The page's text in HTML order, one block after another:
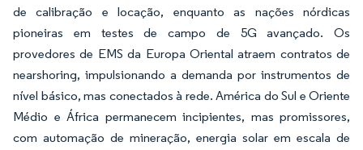
de calibração e locação, enquanto as nações nórdicas
pioneiras em testes de campo de 5G avançado. Os
provedores de EMS da Europa Oriental atraem contratos de
nearshoring, impulsionando a demanda por instrumentos de
nível básico, mas conectados à rede. América do Sul e Oriente
Médio e África permanecem incipientes, mas promissores,
com automação de mineração, energia solar em escala de